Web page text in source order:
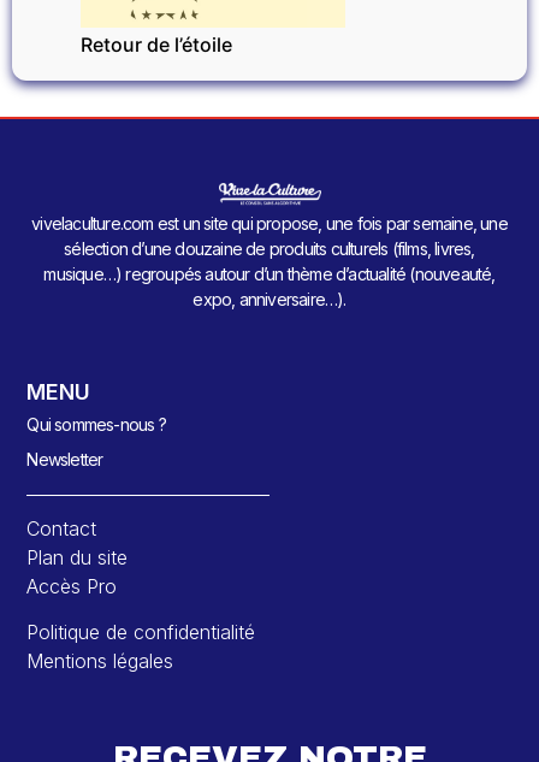
Retour de l’étoile
vivelaculture.com est un site qui propose, une fois par semaine, une
sélection d’une douzaine de produits culturels (films, livres,
musique…) regroupés autour d’un thème d’actualité (nouveauté,
expo, anniversaire…).
MENU
Qui sommes-nous ?
Newsletter
Contact
Plan du site
Accès Pro
Politique de confidentialité
Mentions légales